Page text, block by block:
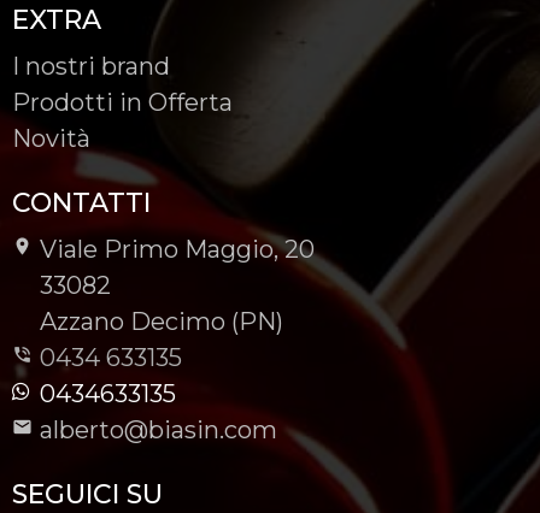
EXTRA
I nostri brand
Prodotti in Offerta
Novità
CONTATTI
Viale Primo Maggio, 20
-
33082
-
Azzano Decimo (PN)
0434 633135
0434633135
alberto@biasin.com
SEGUICI SU